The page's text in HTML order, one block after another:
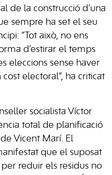
de la construcció d’una
sempre ha set el seu
“Tot això, no ens
d’estirar el temps
eleccions sense haver
electoral”, ha criticat
socialista Víctor
total de planificació
Vicent Marí. El
que el suposat
reduir els residus no